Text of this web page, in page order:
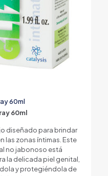
60ml
60ml
diseñado para brindar
las zonas íntimas. Este
no jabonoso está
la delicada piel genital,
y protegiéndola de